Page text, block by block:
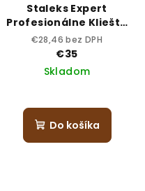
Staleks Expert
Profesionálne Kliešte
NE-20-8
€28,46 bez DPH
€35
Skladom
Do košíka